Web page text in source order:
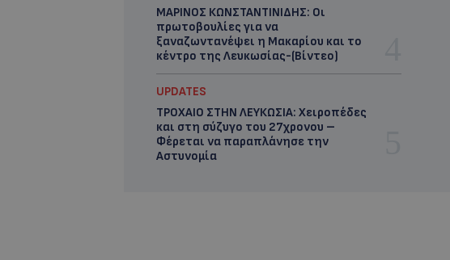
ΜΑΡΙΝΟΣ ΚΩΝΣΤΑΝΤΙΝΙΔΗΣ: Οι
πρωτοβουλίες για να
ξαναζωντανέψει η Μακαρίου και το
κέντρο της Λευκωσίας-(Βίντεο)
UPDATES
ΤΡΟΧΑΙΟ ΣΤΗΝ ΛΕΥΚΩΣΙΑ: Χειροπέδες
και στη σύζυγο του 27χρονου –
Φέρεται να παραπλάνησε την
Αστυνομία